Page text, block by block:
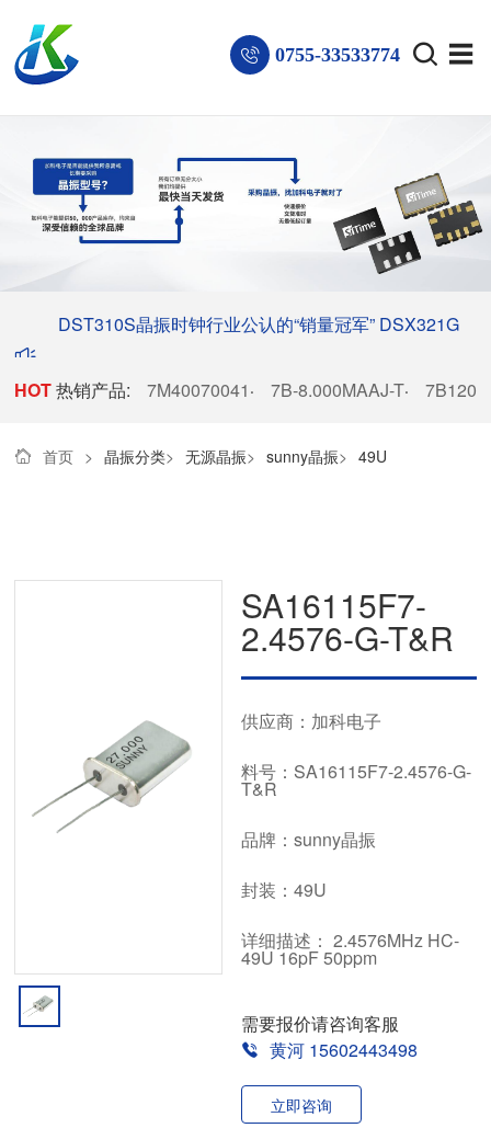
0755-33533774
DST310S晶振时钟行业公认的“销量冠军” DSX321G
晶振稳居电子厂商热销榜首
HOT热销产品: 7M40070041 · 7B-8.000MAAJ-T·
首页 > 晶振分类> 无源晶振> sunny晶振> 49U
SA16115F7-
2.4576-G-T&R
供应商：加科电子
料号：SA16115F7-2.4576-G-
T&R
品牌：sunny晶振
封装：49U
详细描述： 2.4576MHz HC-
49U 16pF 50ppm
需要报价请咨询客服
黄河 15602443498
立即咨询